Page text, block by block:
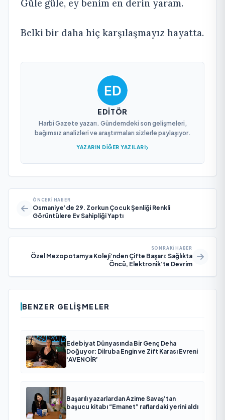
Güle güle, ey benim en derin yaram.
Belki bir daha hiç karşılaşmayız hayatta.
EDITÖR
Harbi Gazete yazarı. Gündemdeki son gelişmeleri,
bağımsız analizleri ve araştırmaları sizlerle paylaşıyor.
YAZARIN DIĞER YAZILARI
ÖNCEKI HABER
Osmaniye’de 29. Zorkun Çocuk Şenliği Renkli
Görüntülere Ev Sahipliği Yaptı
SONRAKI HABER
Özel Mezopotamya Koleji’nden Çifte Başarı: Sağlıkta
Öncü, Elektronik’te Devrim
BENZER GELIŞMELER
Edebiyat Dünyasında Bir Genç Deha
Doğuyor: Dilruba Engin ve Zift Karası Evreni
‘AVENOİR’
Başarılı yazarlardan Azime Savaş’tan
başucu kitabı “Emanet” raflardaki yerini aldı